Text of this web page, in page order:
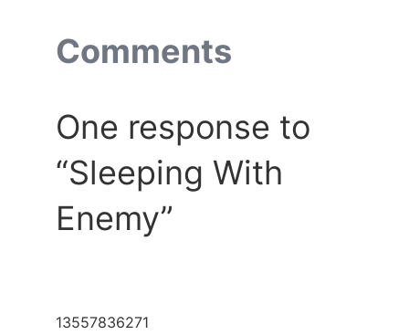
Comments
One response to
“Sleeping With
Enemy”
13557836271